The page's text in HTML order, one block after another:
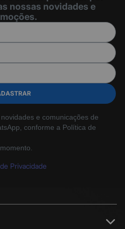
nossas novidades e
e comunicações de
conforme a Política de
Privacidade